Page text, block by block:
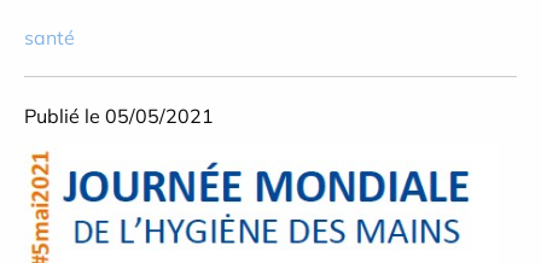
santé
Publié le 05/05/2021